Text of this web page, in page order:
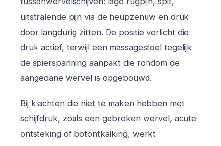
uitstralende pijn via de heupzenuw en druk
door langdurig zitten. De positie verlicht die
druk actief, terwijl een massagestoel tegelijk
de spierspanning aanpakt die rondom de
aangedane wervel is opgebouwd.
Bij klachten die niet te maken hebben met
schijfdruk, zoals een gebroken wervel, acute
ontsteking of botontkalking, werkt